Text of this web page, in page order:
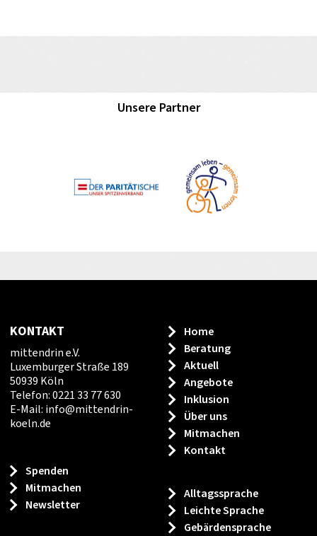
Unsere Partner
KONTAKT
mittendrin e.V.
Luxemburger Straße 189
50939 Köln
Telefon: 0221 33 77 630
E-Mail: info@mittendrin-
koeln.de
Spenden
Mitmachen
Newsletter
Home
Beratung
Aktuell
Angebote
Inklusion
Über uns
Mitmachen
Kontakt
Alltagssprache
Leichte Sprache
Gebärdensprache